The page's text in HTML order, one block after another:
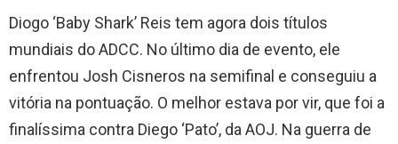
Diogo ‘Baby Shark’ Reis tem agora dois títulos
mundiais do ADCC. No último dia de evento, ele
enfrentou Josh Cisneros na semifinal e conseguiu a
vitória na pontuação. O melhor estava por vir, que foi a
finalíssima contra Diego ‘Pato’, da AOJ. Na guerra de